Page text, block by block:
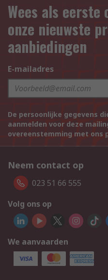
Wees als eerste
onze nieuwste
aanbiedingen
E-mailadres
De persoonlijke gegevens
aanmelden voor deze
overeenstemming met ons
Neem contact op
023 51 66 555
Volg ons op
We aanvaarden